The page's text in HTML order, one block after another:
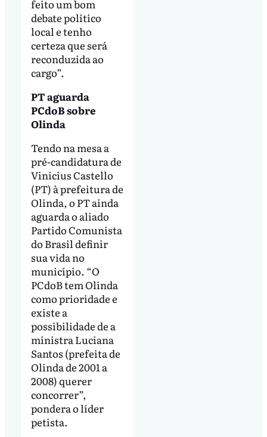
feito um bom
debate político
local e tenho
certeza que será
reconduzida ao
cargo”.
PT aguarda
PCdoB sobre
Olinda
Tendo na mesa a
pré-candidatura de
Vinicius Castello
(PT) à prefeitura de
Olinda, o PT ainda
aguarda o aliado
Partido Comunista
do Brasil definir
sua vida no
município. “O
PCdoB tem Olinda
como prioridade e
existe a
possibilidade de a
ministra Luciana
Santos (prefeita de
Olinda de 2001 a
2008) querer
concorrer”,
pondera o líder
petista.